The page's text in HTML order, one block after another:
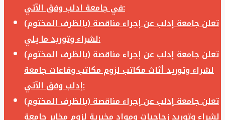
في جامعة ادلب وفق الآتي:
تعلن جامعة إدلب عن إجراء مناقصة (بالظرف المختوم)
لشراء وتوريد ما يلي:
تعلن جامعة إدلب عن إجراء مناقصة (بالظرف المختوم)
لشراء وتوريد أثاث مكاتب لزوم مكاتب وقاعات جامعة
إدلب وفق الآتي:
تعلن جامعة إدلب عن إجراء مناقصة (بالظرف المختوم)
لشراء وتوريد زجاجيات ومواد مخبرية لزوم مخابر جامعة